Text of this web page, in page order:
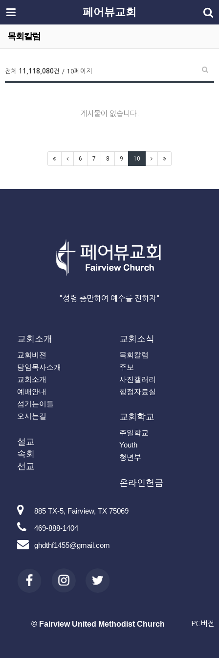
페어뷰교회
목회칼럼
전체 11,118,080건 / 10페이지
게시물이 없습니다.
6 7 8 9 10
"성령 충만하여 예수를 전하자"
교회소개
교회비젼
담임목사소개
교회소개
예배안내
섬기는이들
오시는길
설교
속회
선교
교회소식
목회칼럼
주보
사진갤러리
행정자료실
교회학교
주일학교
Youth
청년부
온라인헌금
885 TX-5, Fairview, TX 75069
469-888-1404
ghdthf1455@gmail.com
© Fairview United Methodist Church PC버전